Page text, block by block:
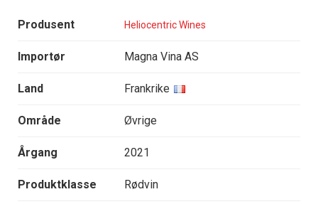
Produsent Heliocentric Wines
Importør Magna Vina AS
Land Frankrike
Område Øvrige
Årgang 2021
Produktklasse Rødvin